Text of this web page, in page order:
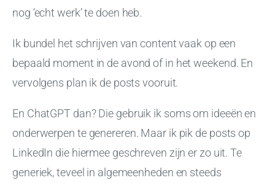
nog ‘echt werk’ te doen heb.
Ik bundel het schrijven van content vaak op een
bepaald moment in de avond of in het weekend. En
vervolgens plan ik de posts vooruit.
En ChatGPT dan? Die gebruik ik soms om ideeën en
onderwerpen te genereren. Maar ik pik de posts op
LinkedIn die hiermee geschreven zijn er zo uit. Te
generiek, teveel in algemeenheden en steeds